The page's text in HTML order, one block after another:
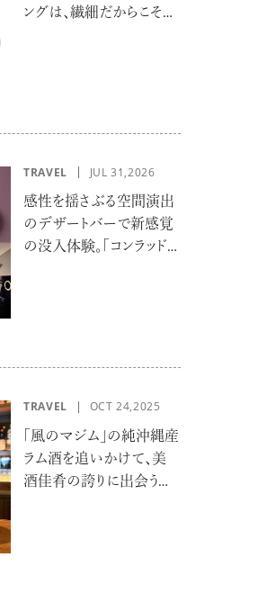
ングは、繊細だからこそ際
TRAVEL JUL 31,2026
感性を揺さぶる空間演出
のデザートバーで新感覚
の没入体験。「コンラッド
TRAVEL OCT 24,2025
「風のマジム」の純沖縄産
ラム酒を追いかけて、美
酒佳肴の誇りに出会う旅